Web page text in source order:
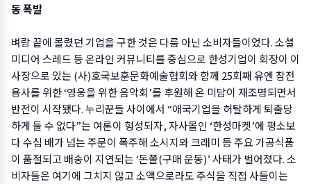
동 폭발
벼랑 끝에 몰렸던 기업을 구한 것은 다름 아닌 소비자들이었다. 소셜
미디어 스레드 등 온라인 커뮤니티를 중심으로 한성기업이 회장이 이
사장으로 있는 (사)호국보훈문화예술협회와 함께 25회째 유엔 참전
용사를 위한 ‘영웅을 위한 음악회’를 후원해 온 미담이 재조명되면서
반전이 시작됐다. 누리꾼들 사이에서 “애국기업을 허탈하게 퇴출당
하게 둘 수 없다”는 여론이 형성되자, 자사몰인 ‘한성마켓’에 평소보
다 수십 배가 넘는 주문이 폭주해 소시지와 크래미 등 주요 가공식품
이 품절되고 배송이 지연되는 ‘돈쭐(구매 운동)’ 사태가 벌어졌다. 소
비자들은 여기에 그치지 않고 소액으로라도 주식을 직접 사들이는